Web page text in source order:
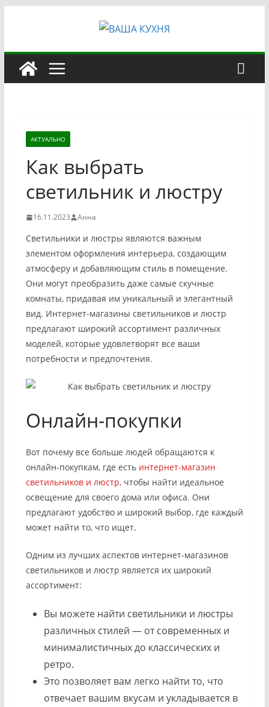
АКТУАЛЬНО
Как выбрать
светильник и люстру
16.11.2023 Анна
Светильники и люстры являются важным
элементом оформления интерьера, создающим
атмосферу и добавляющим стиль в помещение.
Они могут преобразить даже самые скучные
комнаты, придавая им уникальный и элегантный
вид. Интернет-магазины светильников и люстр
предлагают широкий ассортимент различных
моделей, которые удовлетворят все ваши
потребности и предпочтения.
Онлайн-покупки
Вот почему все больше людей обращаются к
онлайн-покупкам, где есть интернет-магазин
светильников и люстр, чтобы найти идеальное
освещение для своего дома или офиса. Они
предлагают удобство и широкий выбор, где каждый
может найти то, что ищет.
Одним из лучших аспектов интернет-магазинов
светильников и люстр является их широкий
ассортимент:
Вы можете найти светильники и люстры
различных стилей — от современных и
минималистичных до классических и
ретро.
Это позволяет вам легко найти то, что
отвечает вашим вкусам и укладывается в